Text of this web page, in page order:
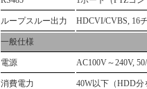
ループスルー出力 HDCVI/CVBS, 16
一般仕様
電源 AC100V～240V,
消費電力 40W以下（HDD分